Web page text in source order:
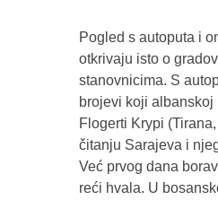
Pogled s autoputa i
otkrivaju isto o
stanovnicima. S
brojevi koji albanskoj
Flogerti Krypi
čitanju Sarajeva i
Već prvog dana
reći hvala. U